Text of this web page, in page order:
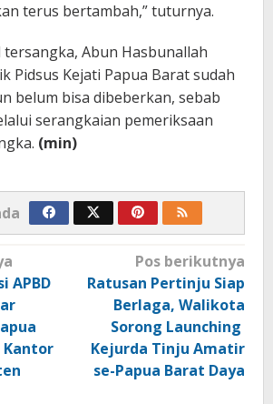
terus bertambah,” tuturnya.
tersangka, Abun Hasbunallah
Pidsus Kejati Papua Barat sudah
belum bisa dibeberkan, sebab
serangkaian pemeriksaan
(min)
APBD
Kantor
Pos berikutnya
Ratusan Pertinju Siap
Berlaga, Walikota
Sorong Launching
Kejurda Tinju Amatir
se-Papua Barat Daya